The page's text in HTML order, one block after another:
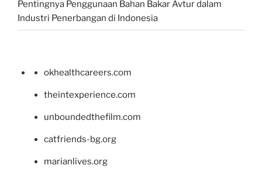
Pentingnya Penggunaan Bahan Bakar Avtur dalam
Industri Penerbangan di Indonesia
okhealthcareers.com
theintexperience.com
unboundedthefilm.com
catfriends-bg.org
marianlives.org